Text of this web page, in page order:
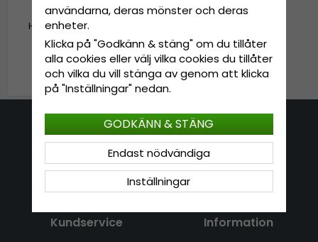
Hattar - Gårda Pocatello
Crushable Wool felt
Western hat (beige)
999 kr
Kontakta oss
E-mail: info@hatshop.se
Tel: 031-320 22 00
Kundservice Information
användarna, deras mönster och deras
enheter.
Klicka på "Godkänn & stäng" om du tillåter
alla cookies eller välj vilka cookies du tillåter
och vilka du vill stänga av genom att klicka
på "Inställningar" nedan.
Inställningar
Endast nödvändiga
GODKÄNN & STÄNG